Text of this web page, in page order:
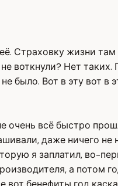
Страховку жизни там
воткнули? Нет
было. Вот в эту вот в
очень всё быстро
даже ничего не
я заплатил, во-
а потом